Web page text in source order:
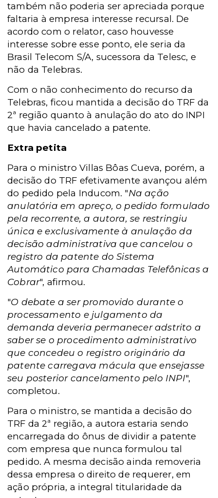
também não poderia ser apreciada porque
faltaria à empresa interesse recursal. De
acordo com o relator, caso houvesse
interesse sobre esse ponto, ele seria da
Brasil Telecom S/A, sucessora da Telesc, e
não da Telebras.
Com o não conhecimento do recurso da
Telebras, ficou mantida a decisão do TRF da
2ª região quanto à anulação do ato do INPI
que havia cancelado a patente.
Extra petita
Para o ministro Villas Bôas Cueva, porém, a
decisão do TRF efetivamente avançou além
do pedido pela Inducom. "Na ação
anulatória em apreço, o pedido formulado
pela recorrente, a autora, se restringiu
única e exclusivamente à anulação da
decisão administrativa que cancelou o
registro da patente do Sistema
Automático para Chamadas Telefônicas a
Cobrar", afirmou.
"O debate a ser promovido durante o
processamento e julgamento da
demanda deveria permanecer adstrito a
saber se o procedimento administrativo
que concedeu o registro originário da
patente carregava mácula que ensejasse
seu posterior cancelamento pelo INPI",
completou.
Para o ministro, se mantida a decisão do
TRF da 2ª região, a autora estaria sendo
encarregada do ônus de dividir a patente
com empresa que nunca formulou tal
pedido. A mesma decisão ainda removeria
dessa empresa o direito de requerer, em
ação própria, a integral titularidade da